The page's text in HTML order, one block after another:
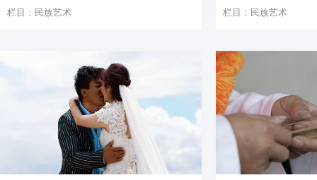
栏目：民族艺术
栏目：民族艺术